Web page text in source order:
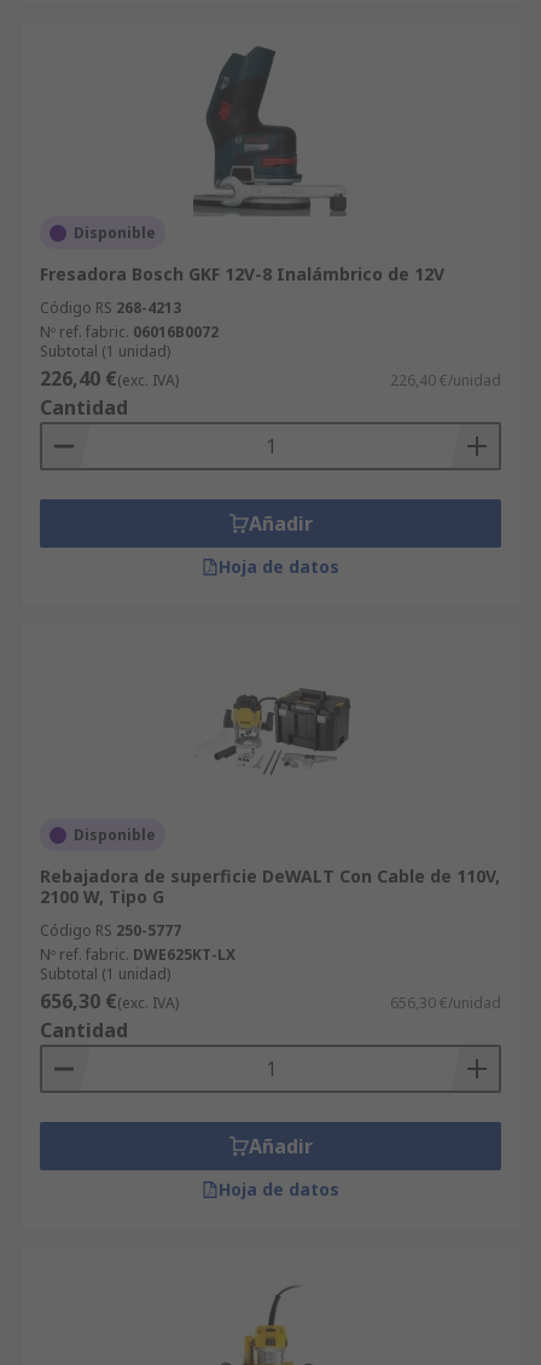
Disponible
Fresadora Bosch GKF 12V-8 Inalámbrico de 12V
Código RS 268-4213
Nº ref. fabric. 06016B0072
Subtotal (1 unidad)
226,40 €(exc. IVA) 226,40 €/unidad
Cantidad
Añadir
Hoja de datos
Disponible
Rebajadora de superficie DeWALT Con Cable de 110V,
2100 W, Tipo G
Código RS 250-5777
Nº ref. fabric. DWE625KT-LX
Subtotal (1 unidad)
656,30 €(exc. IVA) 656,30 €/unidad
Cantidad
Añadir
Hoja de datos